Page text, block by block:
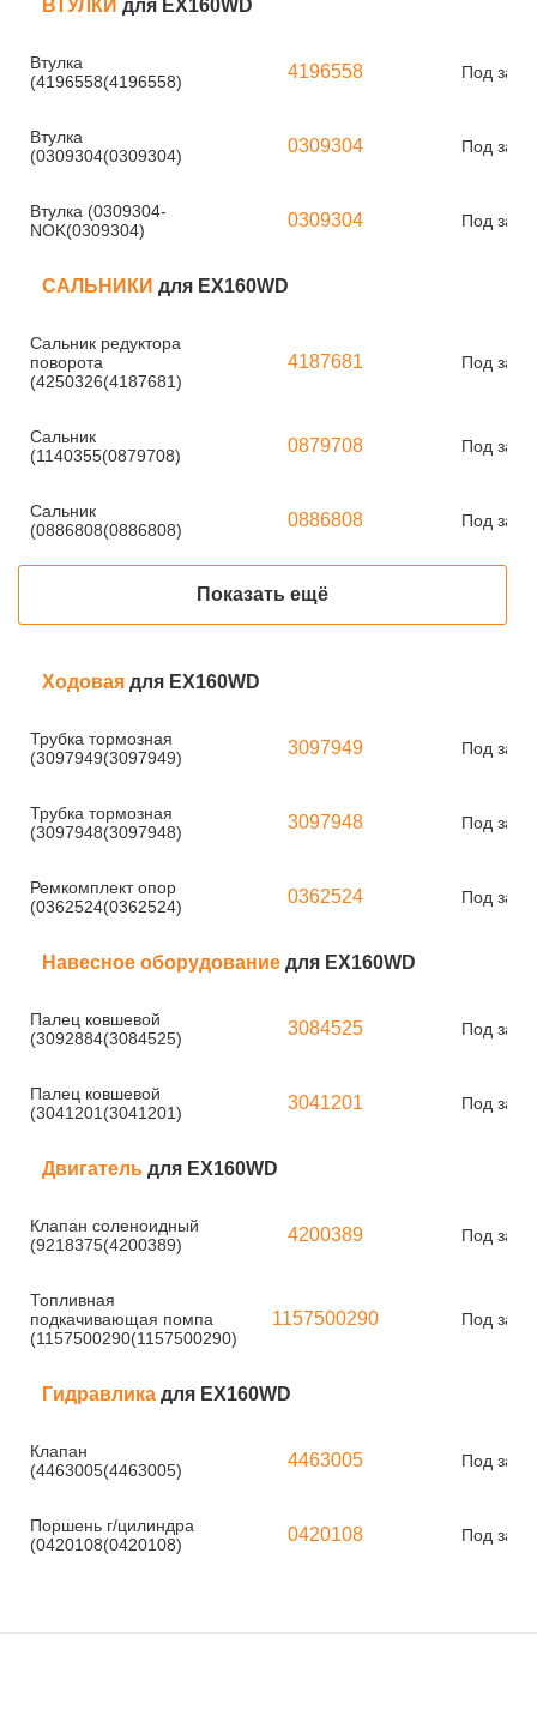
ВТУЛКИ для EX160WD
Втулка
(4196558(4196558)
4196558 Под заказ
Втулка
(0309304(0309304)
0309304 Под заказ
Втулка (0309304-
NOK(0309304)
0309304 Под заказ
САЛЬНИКИ для EX160WD
Сальник редуктора
поворота
(4250326(4187681)
4187681 Под заказ
Сальник
(1140355(0879708)
0879708 Под заказ
Сальник
(0886808(0886808)
0886808 Под заказ
Показать ещё
Ходовая для EX160WD
Трубка тормозная
(3097949(3097949)
3097949 Под заказ
Трубка тормозная
(3097948(3097948)
3097948 Под заказ
Ремкомплект опор
(0362524(0362524)
0362524 Под заказ
Навесное оборудование для EX160WD
Палец ковшевой
(3092884(3084525)
3084525 Под заказ
Палец ковшевой
(3041201(3041201)
3041201 Под заказ
Двигатель для EX160WD
Клапан соленоидный
(9218375(4200389)
4200389 Под заказ
Топливная
подкачивающая помпа
(1157500290(1157500290)
1157500290 Под заказ
Гидравлика для EX160WD
Клапан
(4463005(4463005)
4463005 Под заказ
Поршень г/цилиндра
(0420108(0420108)
0420108 Под заказ